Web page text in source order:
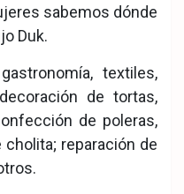
sabemos dónde
Duk.
textiles,
de tortas,
de poleras,
reparación de